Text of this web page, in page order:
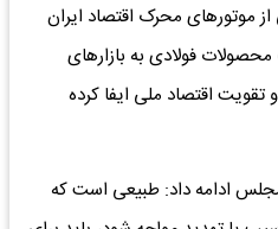
موتورهای محرک اقتصاد ایران
محصولات فولادی به بازارهای
اقتصاد ملی ایفا کرده
ادامه داد: طبیعی است که